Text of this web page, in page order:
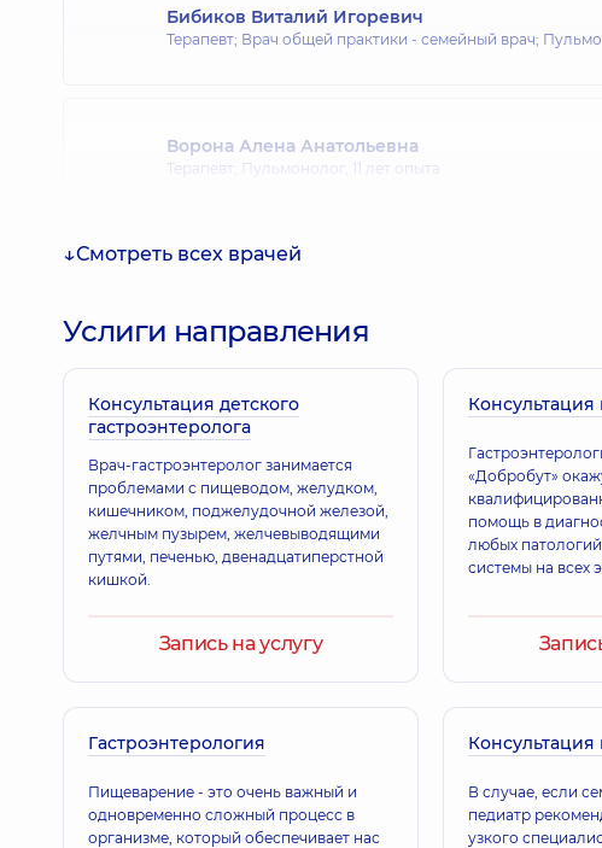
Бибиков Виталий Игоревич
Терапевт; Врач общей практики - семейный врач;
Ворона Алена Анатольевна
Терапевт; Пульмонолог, 11 лет опыта
Григор Сергей Николаевич
Терапевт; Врач ультразвуковой диагностики,
Билаш Наталия Николаевна
Терапевт; Гастроэнтеролог,17 лет опыта
Кардиолог; Терапевт,25 лет опыта
Бородина Елена Александровна
Врач общей практики - семейный врач; Врач
Гастроэнтеролог; Диетолог; Терапевт,
24 лет опыта
Смотреть всех врачей
Услиги направления
Консультация детского
гастроэнтеролога
Врач-гастроэнтеролог занимается
проблемами с пищеводом, желудком,
кишечником, поджелудочной железой,
желчным пузырем, желчевыводящими
путями, печенью, двенадцатиперстной
кишкой.
Запись на услугу
Консультация
«Добробут»
помощь в
любых
системы на всех
Гастроэнтерология
Пищеварение - это очень важный и
одновременно сложный процесс в
организме, который обеспечивает нас
В случае, если
педиатр
узкого